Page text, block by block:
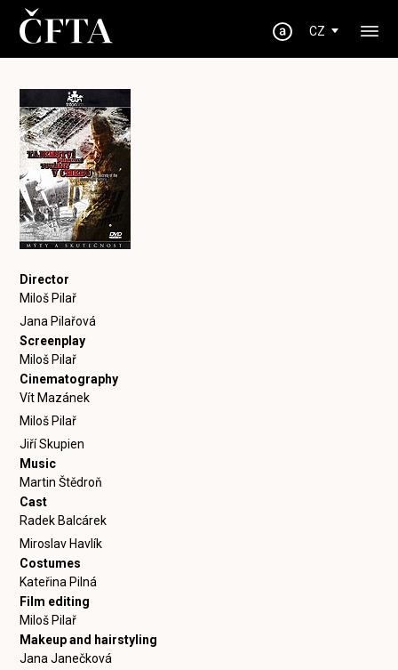
CZ
Director
Miloš Pilař
Jana Pilařová
Screenplay
Miloš Pilař
Cinematography
Vít Mazánek
Miloš Pilař
Jiří Skupien
Music
Martin Štědroň
Cast
Radek Balcárek
Miroslav Havlík
Costumes
Kateřina Pilná
Film editing
Miloš Pilař
Makeup and hairstyling
Jana Janečková